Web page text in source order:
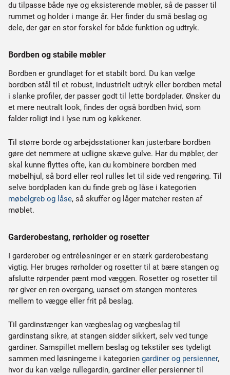
du tilpasse både nye og eksisterende møbler, så de passer til
rummet og holder i mange år. Her finder du små beslag og
dele, der gør en stor forskel for både funktion og udtryk.
Bordben og stabile møbler
Bordben er grundlaget for et stabilt bord. Du kan vælge
bordben stål til et robust, industrielt udtryk eller bordben metal
i slanke profiler, der passer godt til lette bordplader. Ønsker du
et mere neutralt look, findes der også bordben hvid, som
falder roligt ind i lyse rum og køkkener.
Til større borde og arbejdsstationer kan justerbare bordben
gøre det nemmere at udligne skæve gulve. Har du møbler, der
skal kunne flyttes ofte, kan du kombinere bordben med
møbelhjul, så bord eller reol rulles let til side ved rengøring. Til
selve bordpladen kan du finde greb og låse i kategorien
møbelgreb og låse, så skuffer og låger matcher resten af
møblet.
Garderobestang, rørholder og rosetter
I garderober og entréløsninger er en stærk garderobestang
vigtig. Her bruges rørholder og rosetter til at bære stangen og
afslutte rørpender pænt mod væggen. Rosetter og rosetter til
rør giver en ren overgang, uanset om stangen monteres
mellem to vægge eller frit på beslag.
Til gardinstænger kan vægbeslag og vægbeslag til
gardinstang sikre, at stangen sidder sikkert, selv ved tunge
gardiner. Samspillet mellem beslag og tekstiler ses tydeligt
sammen med løsningerne i kategorien gardiner og persienner,
hvor du kan vælge rullegardin, gardiner eller persienner til